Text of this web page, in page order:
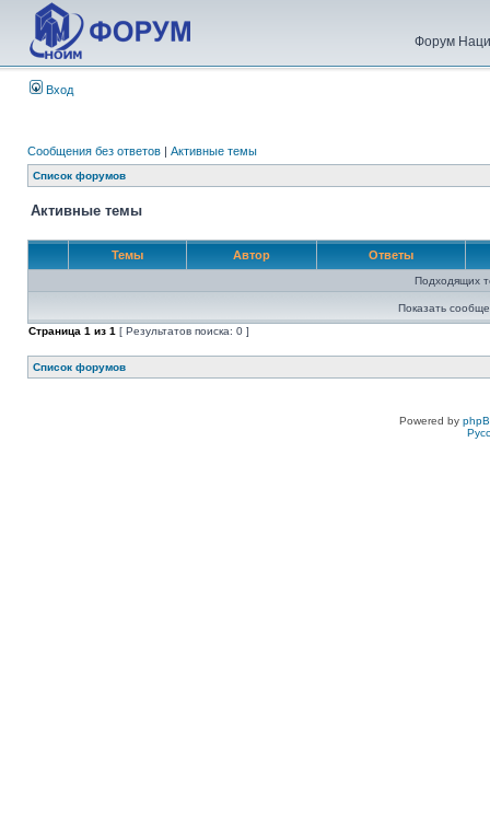
Форум
Вход
Сообщения без ответов | Активные темы
Список форумов
Активные темы
Темы Автор Ответы
Подходящих
Показать
Страница 1 из 1 [ Результатов поиска: 0 ]
Список форумов
Powered by